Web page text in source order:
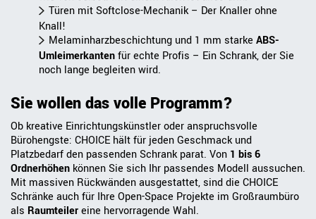
Türen mit Softclose-Mechanik – Der Knaller ohne
Knall!
Melaminharzbeschichtung und 1 mm starke ABS-
Umleimerkantenfür echte Profis – Ein Schrank, der Sie
noch lange begleiten wird.
Sie wollen das volle Programm?
Ob kreative Einrichtungskünstler oder anspruchsvolle
Bürohengste: CHOICE hält für jeden Geschmack und
Platzbedarf den passenden Schrank parat. Von 1 bis 6
Ordnerhöhen können Sie sich Ihr passendes Modell aussuchen.
Mit massiven Rückwänden ausgestattet, sind die CHOICE
Schränke auch für Ihre Open-Space Projekte im Großraumbüro
als Raumteilereine hervorragende Wahl.